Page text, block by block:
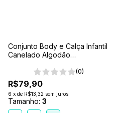
Conjunto Body e Calça Infantil
Canelado Algodão
(0)
R$79,90
6 x de R$13,32 sem juros
Tamanho: 3